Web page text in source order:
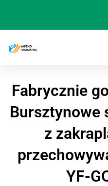
treści
Fabrycznie
Bursztynowe
z
YF-